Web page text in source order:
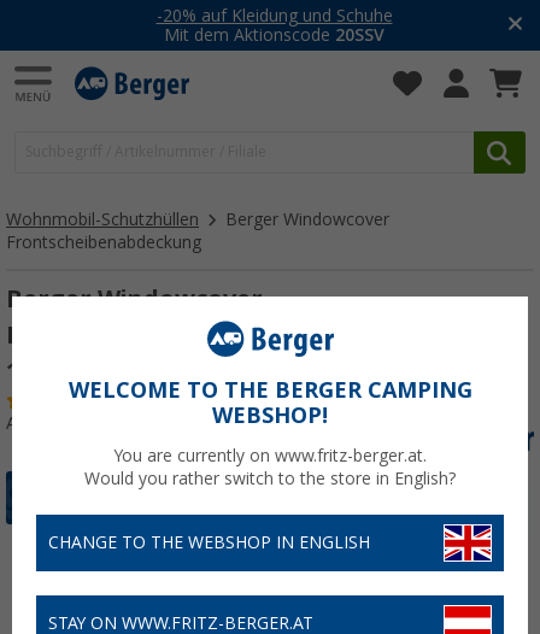
-20% auf Kleidung und Schuhe
Mit dem Aktionscode 20SSV
Wohnmobil-Schutzhüllen
Berger Windowcover
Frontscheibenabdeckung
Berger Windowcover
Frontscheibenabdeckung Fiat Ducato
1994-2006 - Typ 230/244
(35)
Art.-Nr.: 212740
WELCOME TO THE BERGER CAMPING
WEBSHOP!
You are currently on www.fritz-berger.at.
Would you rather switch to the store in English?
CHANGE TO THE WEBSHOP IN ENGLISH
STAY ON WWW.FRITZ-BERGER.AT